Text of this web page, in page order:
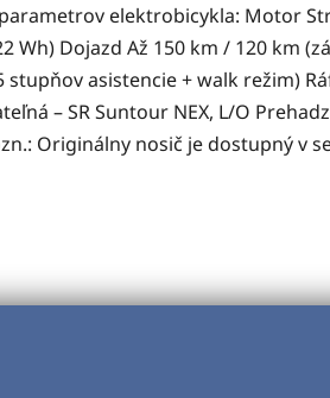
elektrobicykla: Motor
Wh) Dojazd Až 150 km / 120 km
asistencie + walk režim)
– SR Suntour NEX, L/O
Originálny nosič je dostupný v